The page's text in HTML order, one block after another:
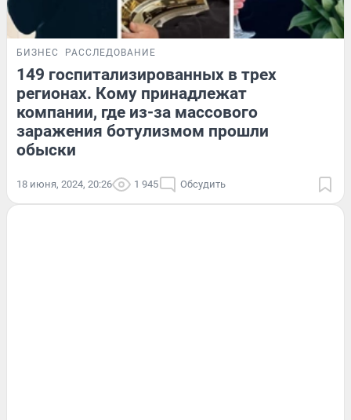
БИЗНЕС РАССЛЕДОВАНИЕ
149 госпитализированных в трех
регионах. Кому принадлежат
компании, где из-за массового
заражения ботулизмом прошли
обыски
18 июня, 2024, 20:26 1 945 Обсудить